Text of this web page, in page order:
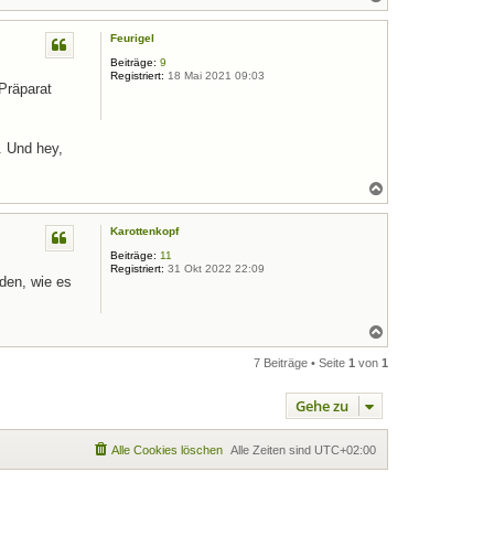
a
c
Feurigel
Beiträge: 9
Registriert: 18 Mai 2021 09:03
Und hey,
a
c
Karottenkopf
Beiträge: 11
Registriert: 31 Okt 2022 22:09
wie es
a
c
7 Beiträge • Seite 1 von 1
Gehe zu
Alle Zeiten sind UTC+02:00
Alle Cookies löschen